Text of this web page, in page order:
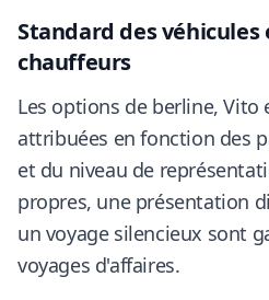
Standard des
chauffeurs
Les options de berline, Vito
attribuées en fonction des
et du niveau de
propres, une présentation
un voyage silencieux sont
voyages d'affaires.